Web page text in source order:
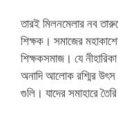
তারই মিলনমেলার নব
শিক্ষক। সমাজের
শিক্ষকসমাজ। যে
অনাদি আলোক রশ্মির
গুলি। যাদের সমাহারে